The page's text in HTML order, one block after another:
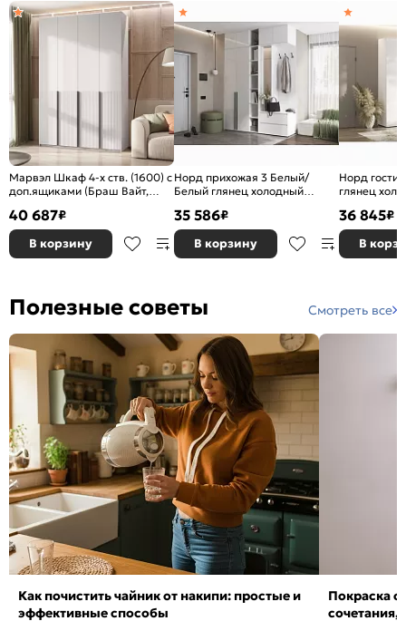
Марвэл Шкаф 4-х ств. (1600) с
доп.ящиками (Браш Вайт,
40 687₽
В корзину
Норд прихожая 3 Белый/
Белый глянец холодный
35 586₽
В корзину
Норд
глянец
36 845₽
В
Полезные советы Смотреть все
Как почистить чайник от накипи: простые и
эффективные способы
Покраска
сочетания,